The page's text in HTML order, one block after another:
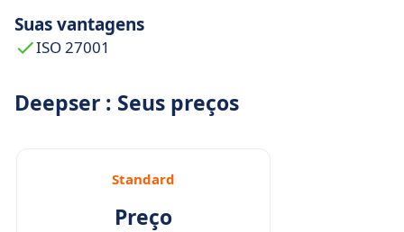
Suas vantagens
ISO 27001
Deepser : Seus preços
Standard
Preço